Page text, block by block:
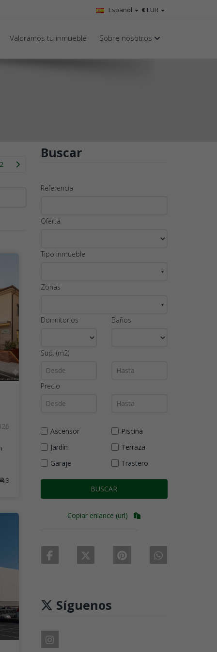
€ EUR
Español
Valoramos tu inmueble Sobre nosotros
3
Buscar
Referencia
Oferta
Tipo inmueble
▼
Zonas
▼
Dormitorios Baños
Sup. (m2)
Precio
Ascensor
Piscina
Jardín
Terraza
Garaje
Trastero
BUSCAR
Copiar enlance (url)
Síguenos